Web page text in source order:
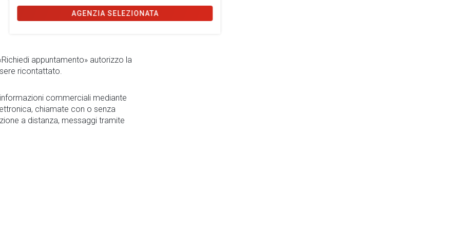
AGENZIA SELEZIONATA
appuntamento» autorizzo la
ricontattato.
commerciali mediante
chiamate con o senza
a distanza, messaggi tramite